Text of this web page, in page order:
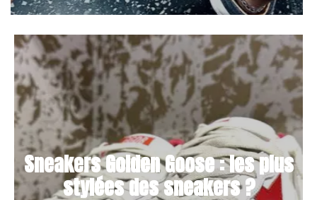
Sneakers Golden Goose : les plus
stylées des sneakers ?